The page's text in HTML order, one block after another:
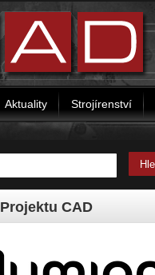
Aktuality Strojírenství
Projektu CAD